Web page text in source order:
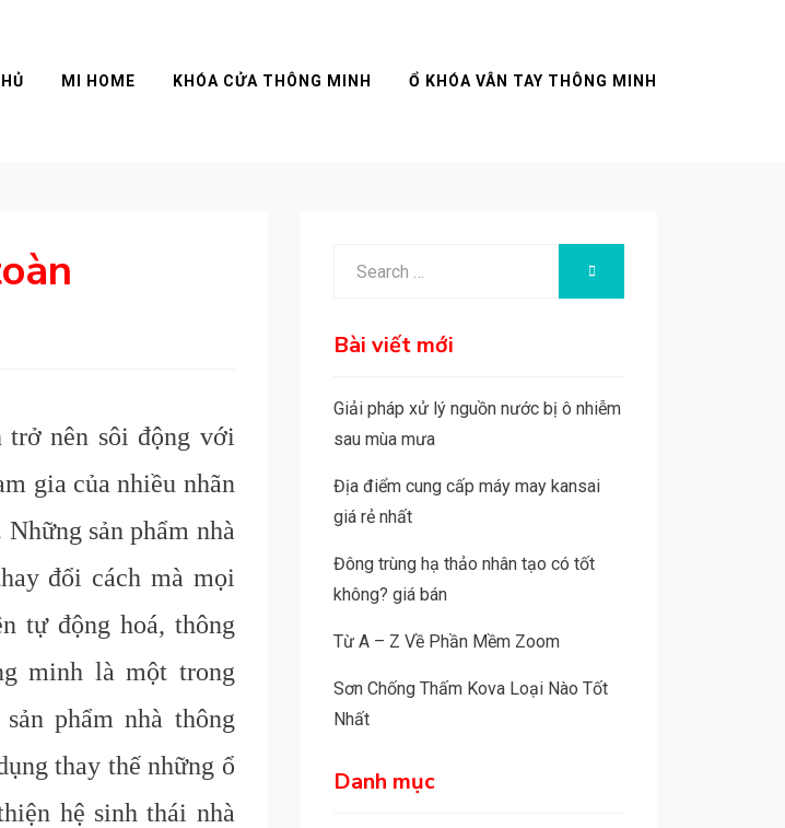
MI HOME KHÓA CỬA THÔNG MINH Ổ KHÓA VÂN TAY THÔNG MINH
trở nên sôi động với
gia của nhiều nhãn
sản phẩm nhà
đổi cách mà mọi
tự động hoá, thông
minh là một trong
phẩm nhà thông
thay thế những ổ
hệ sinh thái nhà
SEARCH
Bài viết mới
Giải pháp xử lý nguồn nước bị ô nhiễm
sau mùa mưa
Địa điểm cung cấp máy may kansai
giá rẻ nhất
Đông trùng hạ thảo nhân tạo có tốt
không? giá bán
Từ A – Z Về Phần Mềm Zoom
Sơn Chống Thấm Kova Loại Nào Tốt
Nhất
Danh mục